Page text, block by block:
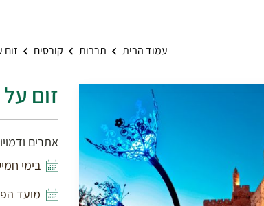
עמוד הבית תרבות קורסים
זום
אתרים
בימי
מועד הפתיחה: